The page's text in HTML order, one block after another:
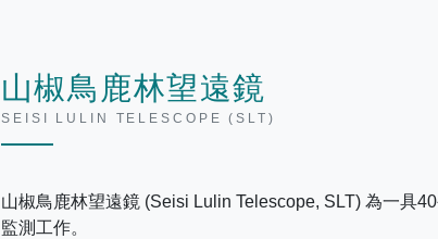
山椒鳥鹿林望遠鏡
SEISI LULIN TELESCOPE (SLT)
山椒鳥鹿林望遠鏡 (Seisi Lulin Telescope, SLT) 為一具
監測工作。